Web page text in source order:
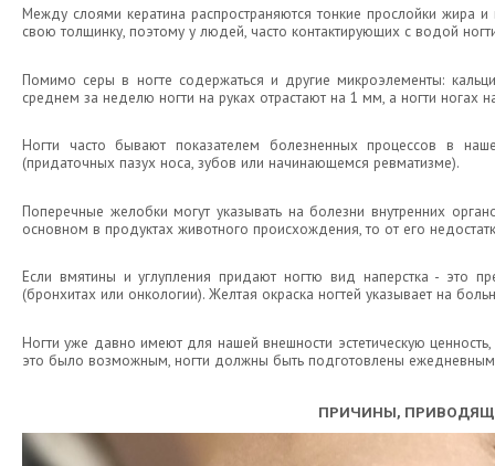
Между слоями кератина распространяются тонкие прослойки жира
свою толщинку, поэтому у людей, часто контактирующих с водой
Помимо серы в ногте содержаться и другие микроэлементы:
среднем за неделю ногти на руках отрастают на 1 мм, а ногти
Ногти часто бывают показателем болезненных процессов в
(придаточных пазух носа, зубов или начинающемся ревматизме).
Поперечные желобки могут указывать на болезни внутренних
основном в продуктах животного происхождения, то от его
Если вмятины и углупления придают ногтю вид наперстка - это
(бронхитах или онкологии). Желтая окраска ногтей указывает на
Ногти уже давно имеют для нашей внешности эстетическую
это было возможным, ногти должны быть подготовлены
ПРИЧИНЫ,